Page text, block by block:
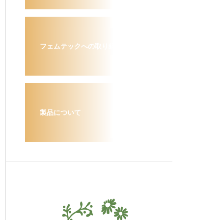
フェムテックへの取り組み
製品について